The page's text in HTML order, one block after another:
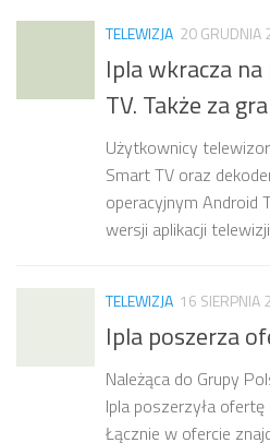
TELEWIZJA 20 GRUDNIA
Ipla wkracza
TV. Także za
Użytkownicy
Smart TV oraz
operacyjnym Android
wersji aplikacji
TELEWIZJA 16 SIERPNIA
Ipla poszerza
Należąca do Grupy
Ipla poszerzyła
Łącznie w ofercie